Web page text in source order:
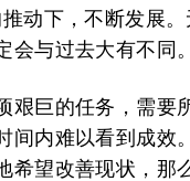
动下，不断发展。
会与过去大有不同。
艰巨的任务，需要
间内难以看到成效
希望改善现状，那